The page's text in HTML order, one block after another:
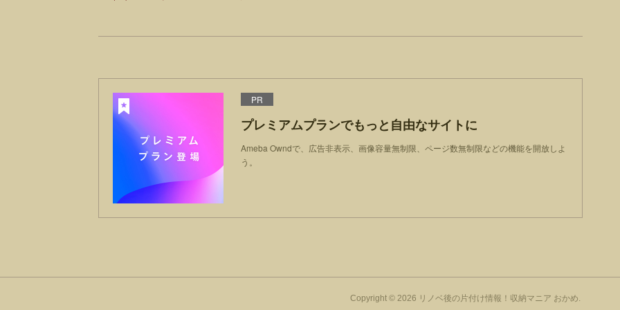
PR
プレミアムプランでもっと自由なサイトに
Ameba Owndで、広告非表示、画像容量無制限、ページ数無制限などの機能を開放しよ
う。
Copyright © 2026 リノベ後の片付け情報！収納マニア おかめ.